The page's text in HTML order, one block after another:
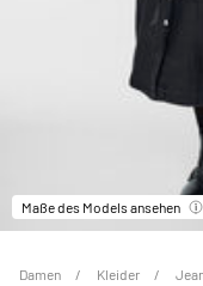
Maße des Models ansehen
Damen Kleider